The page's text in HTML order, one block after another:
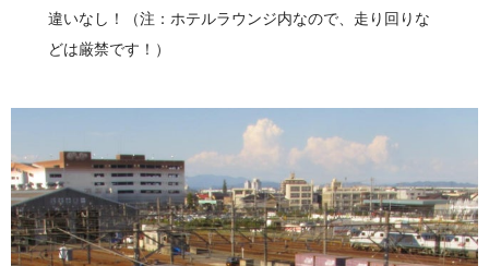
違いなし！（注：ホテルラウンジ内なので、走り回りな
どは厳禁です！）